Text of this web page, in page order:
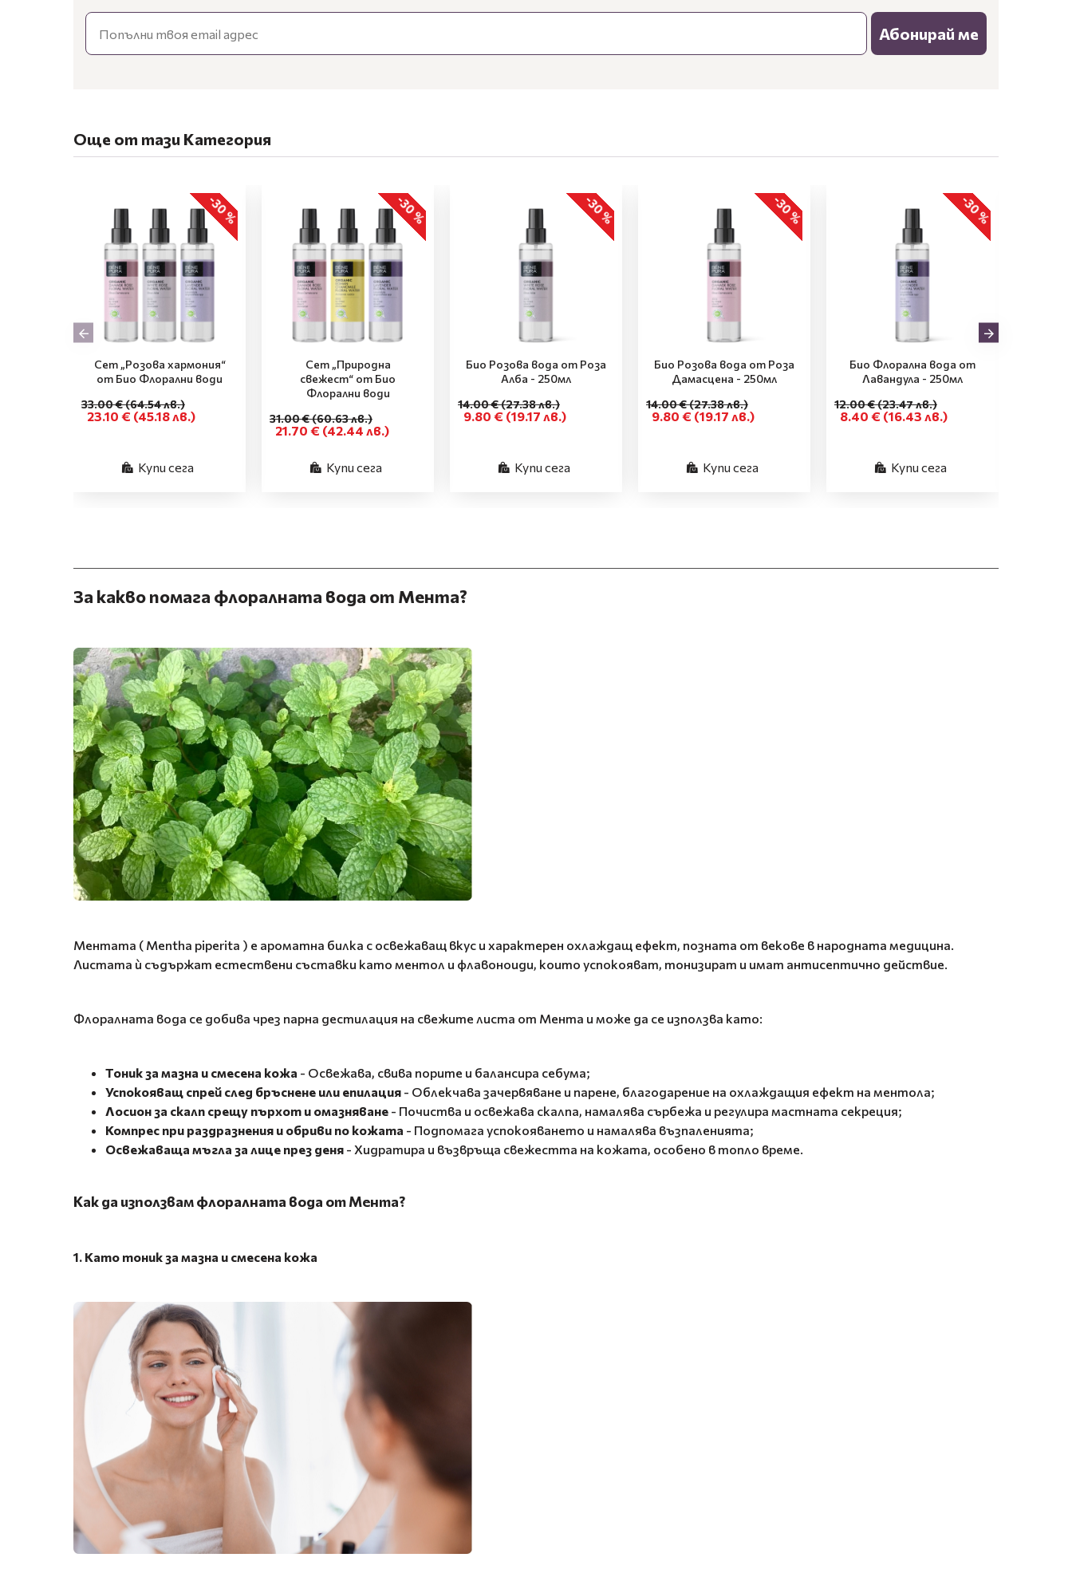
Email
Абонирай ме
Още от тази Категория
-30 %
Сет „Розова хармония“
от Био Флорални води
23.10 € (45.18 лв.)
33.00 €(64.54 лв.)
Купи сега
-30 %
Сет „Природна
свежест“ от Био
Флорални води
21.70 € (42.44 лв.)
31.00 €(60.63 лв.)
Купи сега
-30 %
Био Розова вода от Роза
Алба - 250мл
9.80 € (19.17 лв.)
14.00 €(27.38 лв.)
Купи сега
-30 %
Био Розова вода от Роза
Дамасцена - 250мл
9.80 € (19.17 лв.)
14.00 €(27.38 лв.)
Купи сега
-30 %
Био Флорална вода от
Лавандула - 250мл
8.40 € (16.43 лв.)
12.00 €(23.47 лв.)
Купи сега
За какво помага флоралната вода от Мента?
Ментата ( Mentha piperita ) е ароматна билка с освежаващ вкус и характерен охлаждащ ефект, позната от векове в народната медицина.
Листата ѝ съдържат естествени съставки като ментол и флавоноиди, които успокояват, тонизират и имат антисептично действие.
Флоралната вода се добива чрез парна дестилация на свежите листа от Мента и може да се използва като:
Тоник за мазна и смесена кожа - Освежава, свива порите и балансира себума;
Успокояващ спрей след бръснене или епилация - Облекчава зачервяване и парене, благодарение на охлаждащия ефект на ментола;
Лосион за скалп срещу пърхот и омазняване - Почиства и освежава скалпа, намалява сърбежа и регулира мастната секреция;
Компрес при раздразнения и обриви по кожата - Подпомага успокояването и намалява възпаленията;
Освежаваща мъгла за лице през деня - Хидратира и възвръща свежестта на кожата, особено в топло време.
Как да използвам флоралната вода от Мента?
1. Като тоник за мазна и смесена кожа